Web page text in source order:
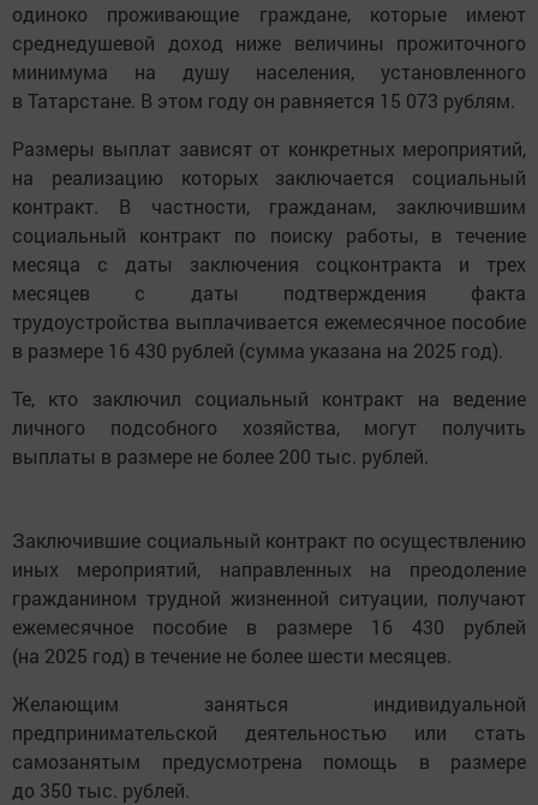
одиноко проживающие граждане, которые имеют
среднедушевой доход ниже величины прожиточного
минимума на душу населения, установленного
в Татарстане. В этом году он равняется 15 073 рублям.
Размеры выплат зависят от конкретных мероприятий,
на реализацию которых заключается социальный
контракт. В частности, гражданам, заключившим
социальный контракт по поиску работы, в течение
месяца с даты заключения соцконтракта и трех
месяцев с даты подтверждения факта
трудоустройства выплачивается ежемесячное пособие
в размере 16 430 рублей (сумма указана на 2025 год).
Те, кто заключил социальный контракт на ведение
личного подсобного хозяйства, могут получить
выплаты в размере не более 200 тыс. рублей.
Заключившие социальный контракт по осуществлению
иных мероприятий, направленных на преодоление
гражданином трудной жизненной ситуации, получают
ежемесячное пособие в размере 16 430 рублей
(на 2025 год) в течение не более шести месяцев.
Желающим заняться индивидуальной
предпринимательской деятельностью или стать
самозанятым предусмотрена помощь в размере
до 350 тыс. рублей.